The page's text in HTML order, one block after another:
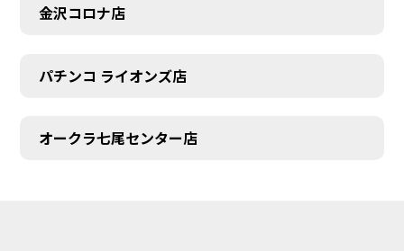
金沢コロナ店
パチンコ ライオンズ店
オークラ七尾センター店